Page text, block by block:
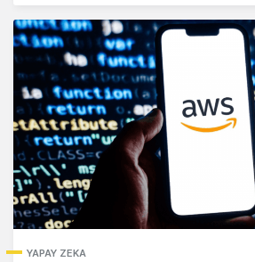
YAPAY ZEKA